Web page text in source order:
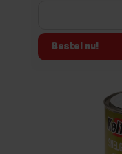
Bestel nu!